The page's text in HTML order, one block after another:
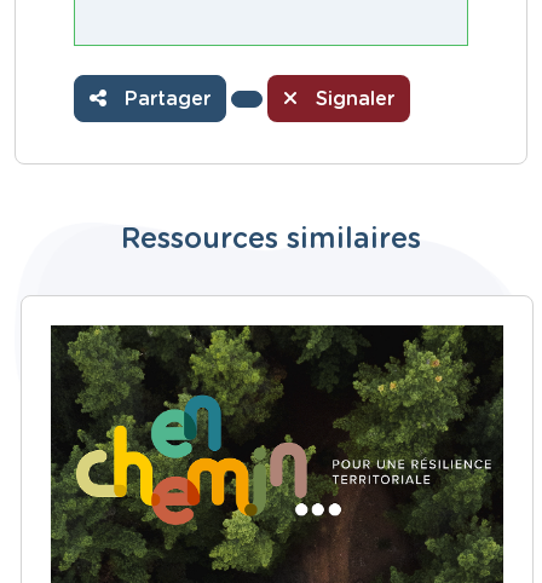
Partager Signaler
Ressources similaires